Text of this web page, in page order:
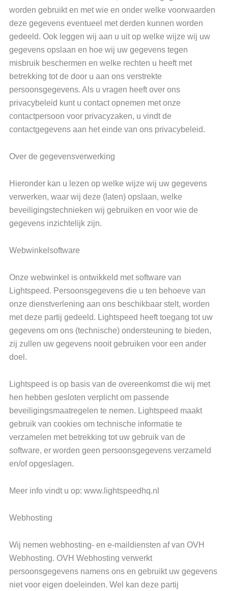
worden gebruikt en met wie en onder welke voorwaarden
deze gegevens eventueel met derden kunnen worden
gedeeld. Ook leggen wij aan u uit op welke wijze wij uw
gegevens opslaan en hoe wij uw gegevens tegen
misbruik beschermen en welke rechten u heeft met
betrekking tot de door u aan ons verstrekte
persoonsgegevens. Als u vragen heeft over ons
privacybeleid kunt u contact opnemen met onze
contactpersoon voor privacyzaken, u vindt de
contactgegevens aan het einde van ons privacybeleid.
Over de gegevensverwerking
Hieronder kan u lezen op welke wijze wij uw gegevens
verwerken, waar wij deze (laten) opslaan, welke
beveiligingstechnieken wij gebruiken en voor wie de
gegevens inzichtelijk zijn.
Webwinkelsoftware
Onze webwinkel is ontwikkeld met software van
Lightspeed. Persoonsgegevens die u ten behoeve van
onze dienstverlening aan ons beschikbaar stelt, worden
met deze partij gedeeld. Lightspeed heeft toegang tot uw
gegevens om ons (technische) ondersteuning te bieden,
zij zullen uw gegevens nooit gebruiken voor een ander
doel.
Lightspeed is op basis van de overeenkomst die wij met
hen hebben gesloten verplicht om passende
beveiligingsmaatregelen te nemen. Lightspeed maakt
gebruik van cookies om technische informatie te
verzamelen met betrekking tot uw gebruik van de
software, er worden geen persoonsgegevens verzameld
en/of opgeslagen.
Meer info vindt u op: www.lightspeedhq.nl
Webhosting
Wij nemen webhosting- en e-maildiensten af van OVH
Webhosting. OVH Webhosting verwerkt
persoonsgegevens namens ons en gebruikt uw gegevens
niet voor eigen doeleinden. Wel kan deze partij